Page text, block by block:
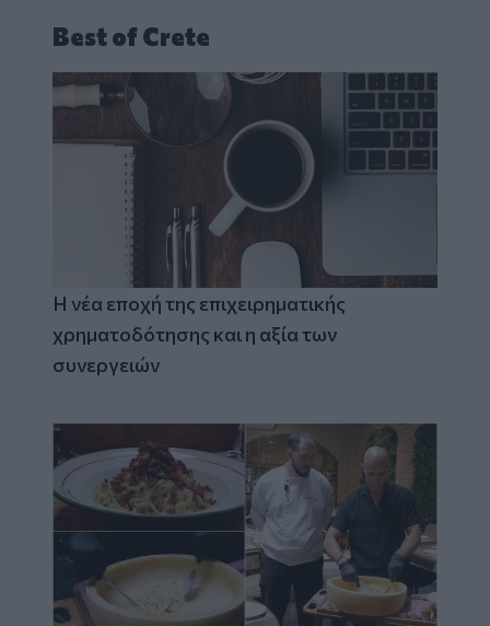
Best of Crete
Η νέα εποχή της επιχειρηματικής
χρηματοδότησης και η αξία των
συνεργειών